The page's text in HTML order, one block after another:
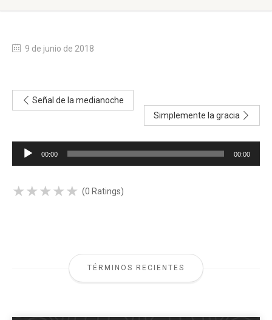
9 de junio de 2018
Señal de la medianoche
Simplemente la gracia
Reproductor
00:00 00:00
★★★★★
★★★★★ (0 Ratings)
TÉRMINOS RECIENTES